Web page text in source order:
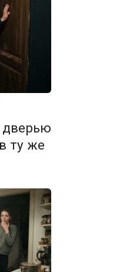
дверью
ту же